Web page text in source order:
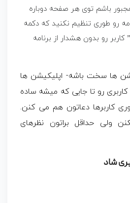
باشم توی هر صفحه دوباره
رو طوری تنظیم نکنید که دکمه
رو بدون هشدار از برنامه
ها سخت باشه- اپلیکیشن ها
رو تا جایی که میشه ساده
کاربرها دعاتون هم می کنن.
ولی حداقل براتون نظرهای
شاد